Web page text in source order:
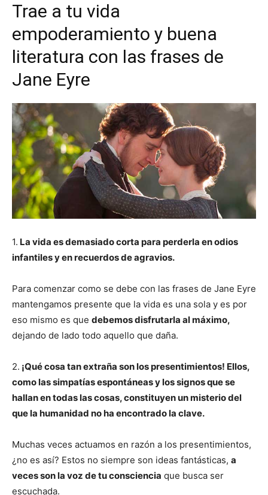
Trae a tu vida
empoderamiento y buena
literatura con las frases de
Jane Eyre
1. La vida es demasiado corta para perderla en odios
infantiles y en recuerdos de agravios.
Para comenzar como se debe con las frases de Jane Eyre
mantengamos presente que la vida es una sola y es por
eso mismo es que debemos disfrutarla al máximo,
dejando de lado todo aquello que daña.
2. ¡Qué cosa tan extraña son los presentimientos! Ellos,
como las simpatías espontáneas y los signos que se
hallan en todas las cosas, constituyen un misterio del
que la humanidad no ha encontrado la clave.
Muchas veces actuamos en razón a los presentimientos,
¿no es así? Estos no siempre son ideas fantásticas, a
veces son la voz de tu consciencia que busca ser
escuchada.